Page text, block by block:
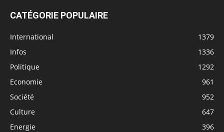
CATÉGORIE POPULAIRE
International
1379
Infos
1336
Politique
1292
Economie
961
Société
952
Culture
647
Energie
396